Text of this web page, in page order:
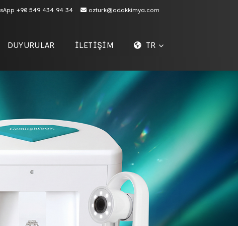
+90 549 434 94 34 ozturk@odakkimya.com
DUYURULAR İLETİŞİM TR